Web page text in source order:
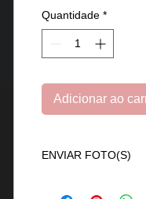
Quantidade *
Adicionar ao
ENVIAR FOTO(S)